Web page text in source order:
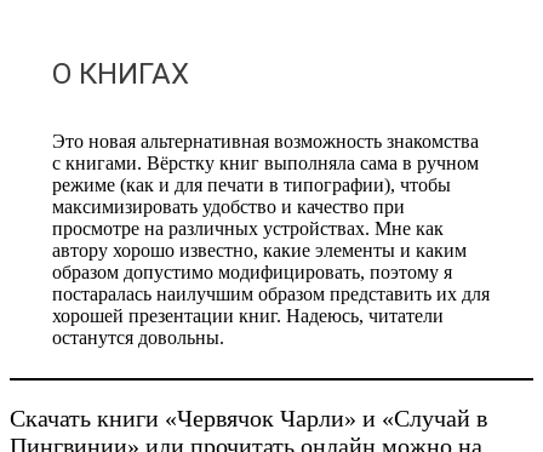
О КНИГАХ
Это новая альтернативная возможность знакомства
с книгами. Вёрстку книг выполняла сама в ручном
режиме (как и для печати в типографии), чтобы
максимизировать удобство и качество при
просмотре на различных устройствах. Мне как
автору хорошо известно, какие элементы и каким
образом допустимо модифицировать, поэтому я
постаралась наилучшим образом представить их для
хорошей презентации книг. Надеюсь, читатели
останутся довольны.
Скачать книги «Червячок Чарли» и «Случай в
Пингвинии» или прочитать онлайн можно на